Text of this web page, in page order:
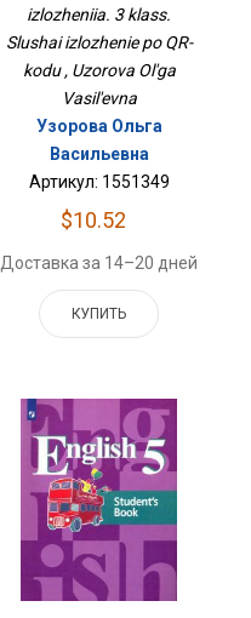
izlozheniia. 3 klass.
Slushai izlozhenie po QR-
kodu , Uzorova Ol'ga
Vasil'evna
Узорова Ольга
Васильевна
Артикул: 1551349
$10.52
Доставка за 14–20 дней
КУПИТЬ